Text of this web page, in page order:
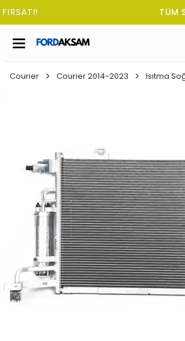
TÜM SİPARİŞLERDE OTO
Courier Courier 2014-2023 Isıtma